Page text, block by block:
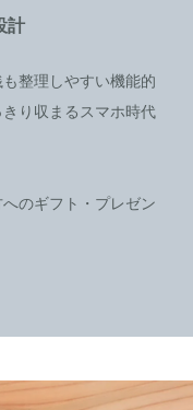
計
整理しやすい機能的
り収まるスマホ時代
のギフト・プレゼン